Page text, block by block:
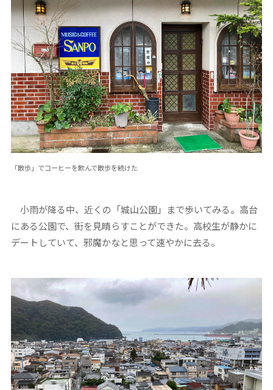
「散歩」でコーヒーを飲んで散歩を続けた
小雨が降る中、近くの「城山公園」まで歩いてみる。高台
にある公園で、街を見晴らすことができた。高校生が静かに
デートしていて、邪魔かなと思って速やかに去る。